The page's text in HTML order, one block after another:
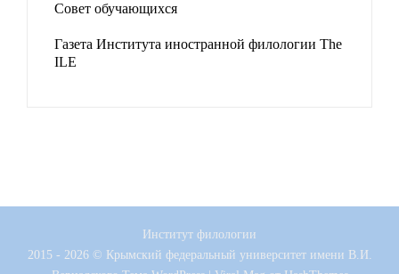
Совет обучающихся
Газета Института иностранной филологии The
ILE
Институт филологии
2015 - 2026 © Крымский федеральный университет имени В.И.